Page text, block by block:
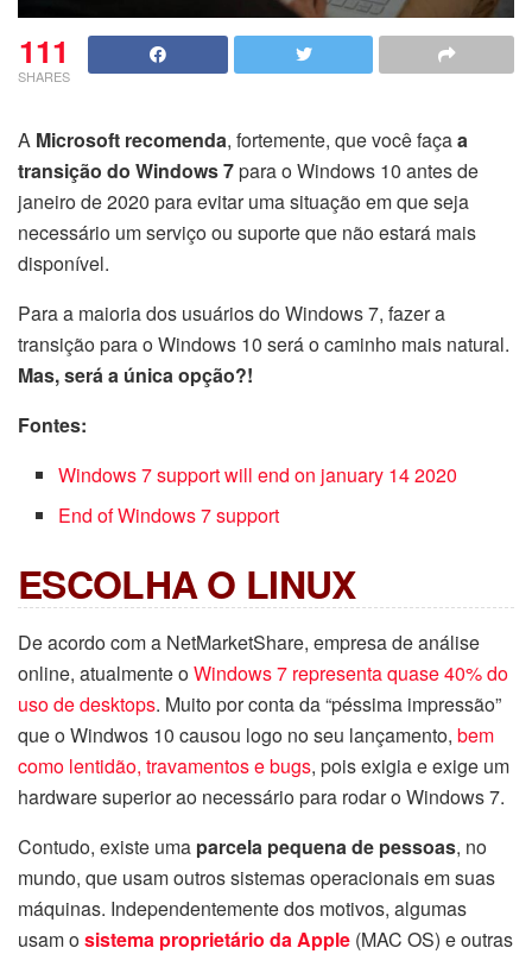
111
SHARES
A Microsoft recomenda, fortemente, que você façaa
transição do Windows 7para o Windows 10 antes de
janeiro de 2020 para evitar uma situação em que seja
necessário um serviço ou suporte que não estará mais
disponível.
Para a maioria dos usuários do Windows 7, fazer a
transição para o Windows 10 será o caminho mais natural.
Mas, será a única opção?!
Fontes:
Windows 7 support will end on january 14 2020
End of Windows 7 support
ESCOLHA O LINUX
De acordo com a NetMarketShare, empresa de análise
online, atualmente oWindows 7 representa quase 40% do
uso de desktops. Muito por conta da “péssima impressão”
que o Windwos 10 causou logo no seu lançamento, bem
como lentidão, travamentos e bugs, pois exigia e exige um
hardware superior ao necessário para rodar o Windows 7.
Contudo, existe uma parcela pequena de pessoas, no
mundo, que usam outros sistemas operacionais em suas
máquinas. Independentemente dos motivos, algumas
usam osistema proprietário da Apple (MAC OS) e outras